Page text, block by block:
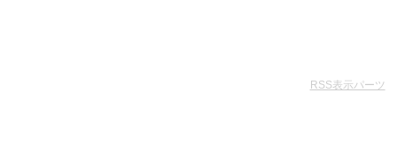
RSS表示パーツ